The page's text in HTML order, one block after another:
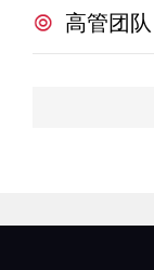
高管团队